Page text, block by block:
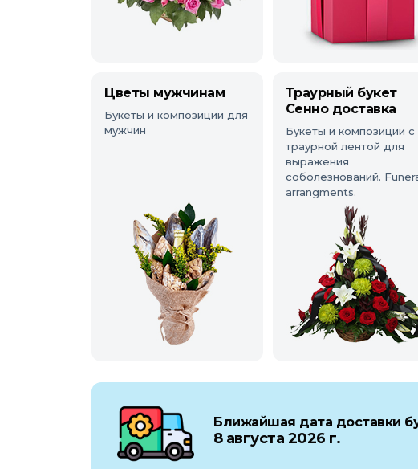
Цветы мужчинам
Букеты и композиции для
мужчин
Траурный букет
Сенно доставка
Букеты и композиции с
траурной лентой для
выражения
соболезнований.
arrangments.
Ближайшая дата доставки
8 августа 2026 г.